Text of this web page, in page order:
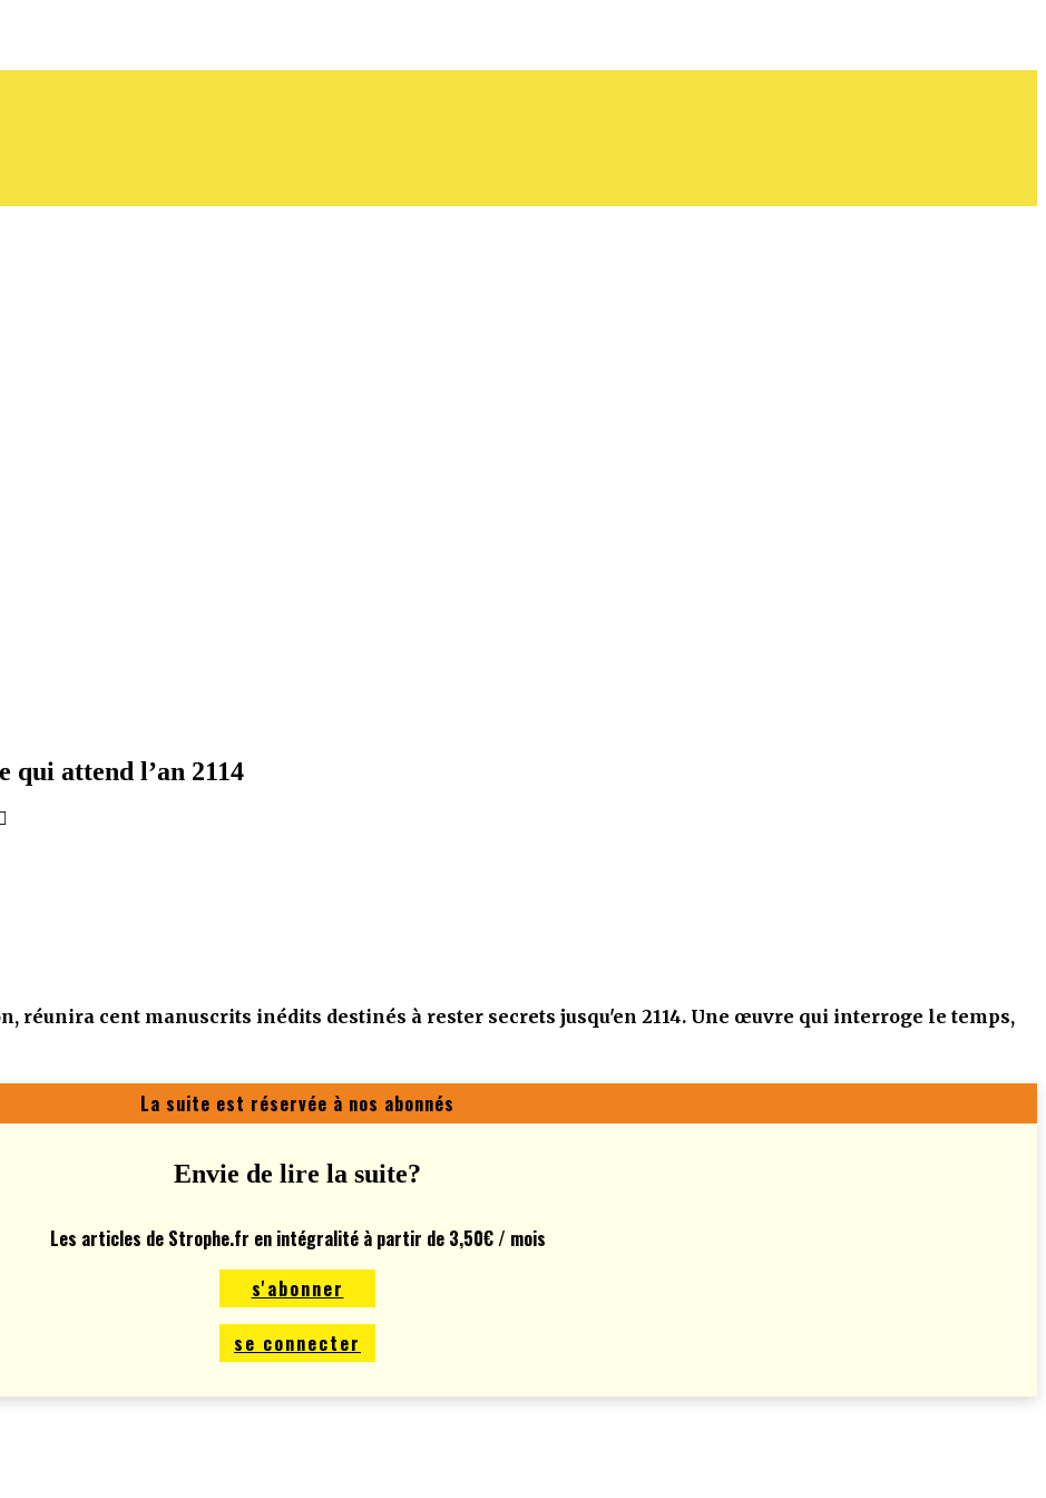
attend l’an 2114
réunira cent manuscrits inédits destinés à rester secrets jusqu'en 2114. Une œuvre qui interroge le temps,
La suite est réservée à nos abonnés
Envie de lire la suite?
Les articles de Strophe.fr en intégralité à partir de 3,50€ / mois
s'abonner
se connecter